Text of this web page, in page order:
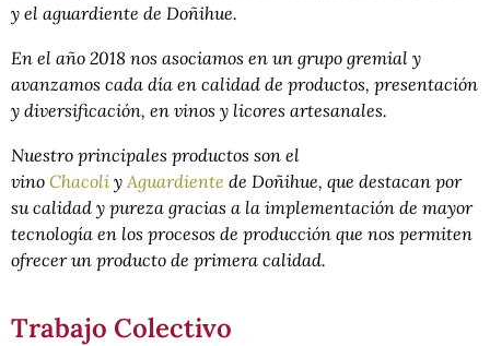
y el aguardiente de Doñihue.
En el año 2018 nos asociamos en un grupo gremial y
avanzamos cada día en calidad de productos, presentación
y diversificación, en vinos y licores artesanales.
Nuestro principales productos son el
vino Chacolí y Aguardiente de Doñihue, que destacan por
su calidad y pureza gracias a la implementación de mayor
tecnología en los procesos de producción que nos permiten
ofrecer un producto de primera calidad.
Trabajo Colectivo